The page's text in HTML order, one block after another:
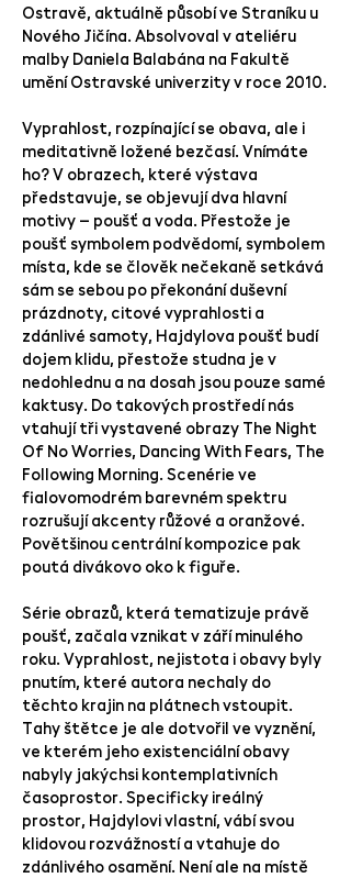
Ostravě, aktuálně působí ve Straníku u
Nového Jičína. Absolvoval v ateliéru
malby Daniela Balabána na Fakultě
umění Ostravské univerzity v roce 2010.
Vyprahlost, rozpínající se obava, ale i
meditativně ložené bezčasí. Vnímáte
ho? V obrazech, které výstava
představuje, se objevují dva hlavní
motivy – poušť a voda. Přestože je
poušť symbolem podvědomí, symbolem
místa, kde se člověk nečekaně setkává
sám se sebou po překonání duševní
prázdnoty, citové vyprahlosti a
zdánlivé samoty, Hajdylova poušť budí
dojem klidu, přestože studna je v
nedohlednu a na dosah jsou pouze samé
kaktusy. Do takových prostředí nás
vtahují tři vystavené obrazy The Night
Of No Worries, Dancing With Fears, The
Following Morning. Scenérie ve
fialovomodrém barevném spektru
rozrušují akcenty růžové a oranžové.
Povětšinou centrální kompozice pak
poutá divákovo oko k figuře.
Série obrazů, která tematizuje právě
poušť, začala vznikat v září minulého
roku. Vyprahlost, nejistota i obavy byly
pnutím, které autora nechaly do
těchto krajin na plátnech vstoupit.
Tahy štětce je ale dotvořil ve vyznění,
ve kterém jeho existenciální obavy
nabyly jakýchsi kontemplativních
časoprostor. Specificky ireálný
prostor, Hajdylovi vlastní, vábí svou
klidovou rozvážností a vtahuje do
zdánlivého osamění. Není ale na místě